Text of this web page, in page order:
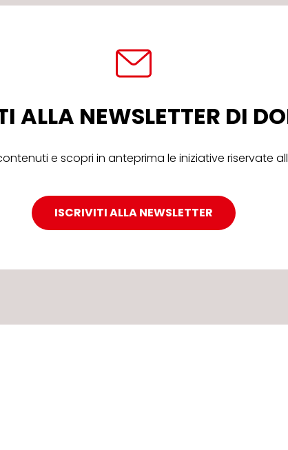
ALLA NEWSLETTER DI
e scopri in anteprima le iniziative riservate
ISCRIVITI ALLA NEWSLETTER